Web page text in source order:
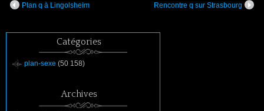
Plan q à Lingolsheim Rencontre q sur Strasbourg
Catégories
plan-sexe (50 158)
Archives